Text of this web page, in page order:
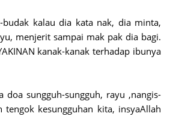
budak kalau dia kata nak, dia minta,
menjerit sampai mak pak dia bagi.
kanak-kanak terhadap ibunya
doa sungguh-sungguh, rayu ,nangis-
tengok kesungguhan kita, insyaAllah